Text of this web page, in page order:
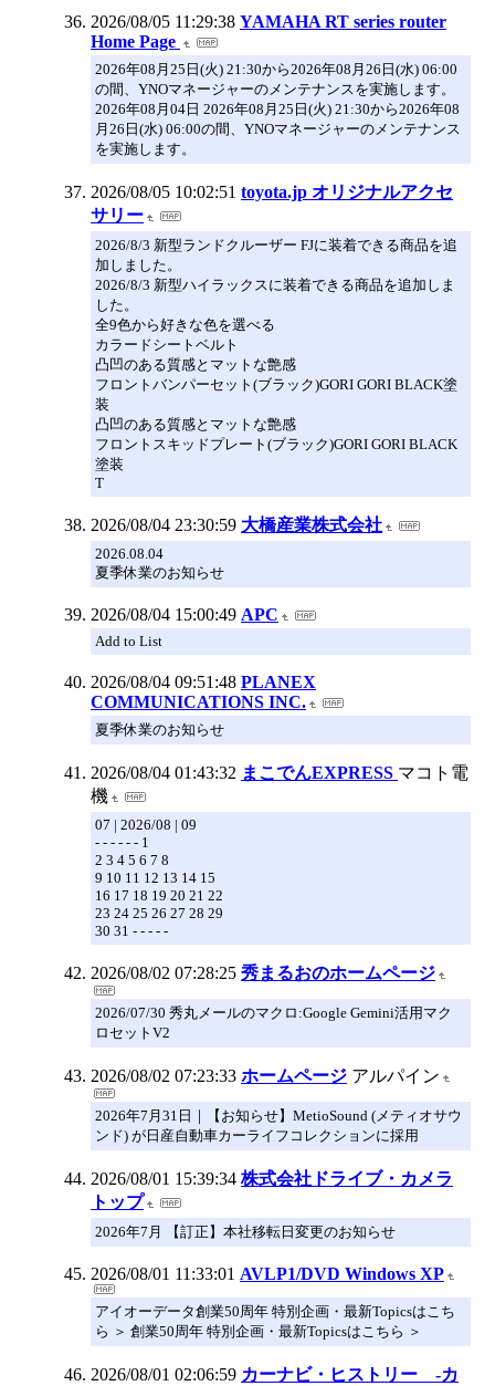
2026/08/05 11:29:38 YAMAHA RT series router
Home Page
2026年08月25日(火) 21:30から2026年08月26日(水) 06:00
の間、YNOマネージャーのメンテナンスを実施します。
2026年08月04日 2026年08月25日(火) 21:30から2026年08
月26日(水) 06:00の間、YNOマネージャーのメンテナンス
を実施します。
2026/08/05 10:02:51 toyota.jp オリジナルアクセ
サリー
2026/8/3 新型ランドクルーザー FJに装着できる商品を追
加しました。
2026/8/3 新型ハイラックスに装着できる商品を追加しま
した。
全9色から好きな色を選べる
カラードシートベルト
凸凹のある質感とマットな艶感
フロントバンパーセット(ブラック)GORI GORI BLACK塗
装
凸凹のある質感とマットな艶感
フロントスキッドプレート(ブラック)GORI GORI BLACK
塗装
T
2026/08/04 23:30:59 大橋産業株式会社
2026.08.04
夏季休業のお知らせ
2026/08/04 15:00:49 APC
Add to List
2026/08/04 09:51:48 PLANEX
COMMUNICATIONS INC.
夏季休業のお知らせ
2026/08/04 01:43:32 まこでんEXPRESS マコト電
機
07 | 2026/08 | 09
- - - - - - 1
2 3 4 5 6 7 8
9 10 11 12 13 14 15
16 17 18 19 20 21 22
23 24 25 26 27 28 29
30 31 - - - - -
2026/08/02 07:28:25 秀まるおのホームページ
2026/07/30 秀丸メールのマクロ:Google Gemini活用マク
ロセットV2
2026/08/02 07:23:33 ホームページ アルパイン
2026年7月31日｜【お知らせ】MetioSound (メティオサウ
ンド) が日産自動車カーライフコレクションに採用
2026/08/01 15:39:34 株式会社ドライブ・カメラ
トップ
2026年7月 【訂正】本社移転日変更のお知らせ
2026/08/01 11:33:01 AVLP1/DVD Windows XP
アイオーデータ創業50周年 特別企画・最新Topicsはこち
ら ＞ 創業50周年 特別企画・最新Topicsはこちら ＞
2026/08/01 02:06:59 カーナビ・ヒストリー -カ